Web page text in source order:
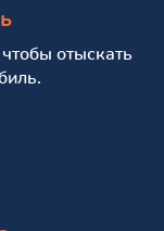
отыскать